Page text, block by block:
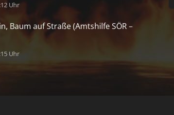
Uhr
Baum auf Straße (Amtshilfe SÖR –
Uhr